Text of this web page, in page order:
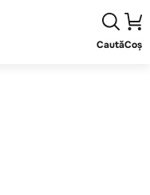
CautăCoș